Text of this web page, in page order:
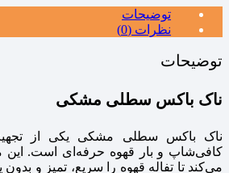
توضیحات
نظرات (0)
توضیحات
ناک باکس سطلی مشکی
ناک باکس سطلی مشکی یکی از
کافی‌شاپ و بار قهوه حرفه‌ای است. این
می‌کند تا تفاله قهوه را سریع، تمیز و